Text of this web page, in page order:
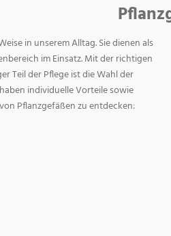
in unserem Alltag. Sie dienen als
im Einsatz. Mit der richtigen
Teil der Pflege ist die Wahl der
individuelle Vorteile sowie
Pflanzgefäßen zu entdecken: